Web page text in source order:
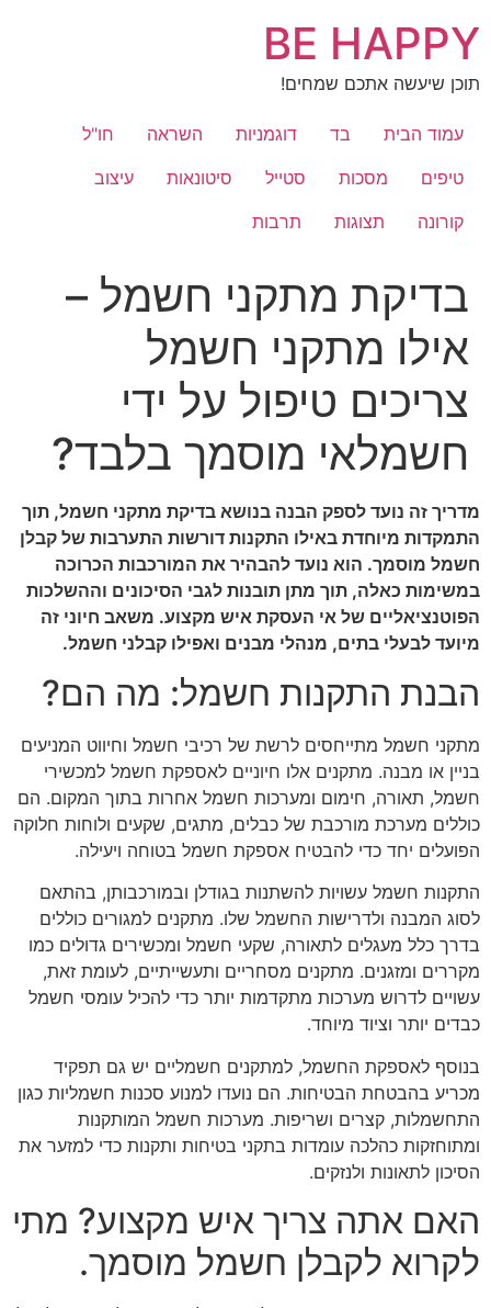
לתוכן
BE HAPPY
תוכן שיעשה אתכם שמחים!
עמוד הבית בד דוגמניות השראה
חו"ל
טיפים
מסכות סטייל סיטונאות
עיצוב
קורונה
תצוגות תרבות
בדיקת מתקני חשמל –
אילו מתקני חשמל
צריכים טיפול על ידי
חשמלאי מוסמך בלבד?
מדריך זה נועד לספק הבנה בנושא בדיקת מתקני חשמל, תוך
התמקדות מיוחדת באילו התקנות דורשות התערבות של קבלן
חשמל מוסמך. הוא נועד להבהיר את המורכבות הכרוכה
במשימות כאלה, תוך מתן תובנות לגבי הסיכונים וההשלכות
הפוטנציאליים של אי העסקת איש מקצוע. משאב חיוני זה
מיועד לבעלי בתים, מנהלי מבנים ואפילו קבלני חשמל.
הבנת התקנות חשמל: מה הם?
מתקני חשמל מתייחסים לרשת של רכיבי חשמל וחיווט המניעים
בניין או מבנה. מתקנים אלו חיוניים לאספקת חשמל למכשירי
חשמל, תאורה, חימום ומערכות חשמל אחרות בתוך המקום. הם
כוללים מערכת מורכבת של כבלים, מתגים, שקעים ולוחות חלוקה
הפועלים יחד כדי להבטיח אספקת חשמל בטוחה ויעילה.
התקנות חשמל עשויות להשתנות בגודלן ובמורכבותן, בהתאם
לסוג המבנה ולדרישות החשמל שלו. מתקנים למגורים כוללים
בדרך כלל מעגלים לתאורה, שקעי חשמל ומכשירים גדולים כמו
מקררים ומזגנים. מתקנים מסחריים ותעשייתיים, לעומת זאת,
עשויים לדרוש מערכות מתקדמות יותר כדי להכיל עומסי חשמל
כבדים יותר וציוד מיוחד.
בנוסף לאספקת החשמל, למתקנים חשמליים יש גם תפקיד
מכריע בהבטחת הבטיחות. הם נועדו למנוע סכנות חשמליות כגון
התחשמלות, קצרים ושריפות. מערכות חשמל המותקנות
ומתוחזקות כהלכה עומדות בתקני בטיחות ותקנות כדי למזער את
הסיכון לתאונות ולנזקים.
האם אתה צריך איש מקצוע? מתי
לקרוא לקבלן חשמל מוסמך.